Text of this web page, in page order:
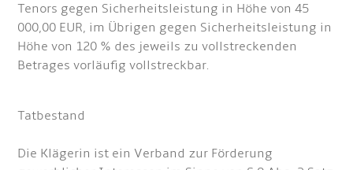
Tenors gegen Sicherheitsleistung in Höhe von 45
000,00 EUR, im Übrigen gegen Sicherheitsleistung in
Höhe von 120 % des jeweils zu vollstreckenden
Betrages vorläufig vollstreckbar.
Tatbestand
Die Klägerin ist ein Verband zur Förderung